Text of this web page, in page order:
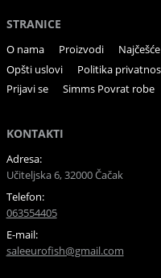
STRANICE
O nama Proizvodi
Opšti uslovi
Politika
Prijavi se
Simms Povrat robe
KONTAKTI
Adresa:
Učiteljska 6, 32000 Čačak
Telefon:
063554405
E-mail:
saleeurofish@gmail.com